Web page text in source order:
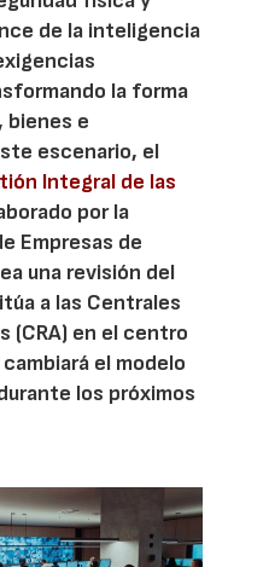
de la inteligencia
la forma
bienes e
escenario, el
Integral de las
por la
Empresas de
una revisión del
a las Centrales
(CRA) en el centro
el modelo
los próximos